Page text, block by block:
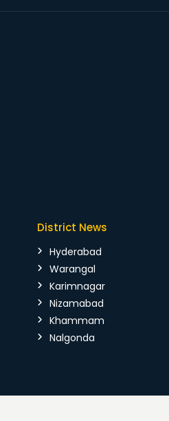
District News
Hyderabad
Warangal
Karimnagar
Nizamabad
Khammam
Nalgonda